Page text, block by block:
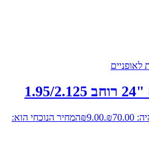
₪9.00
המחיר הנוכחי הוא: